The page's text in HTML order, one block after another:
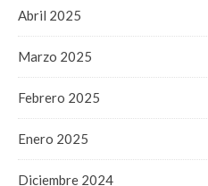
Abril 2025
Marzo 2025
Febrero 2025
Enero 2025
Diciembre 2024